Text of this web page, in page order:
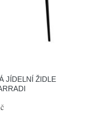
JÍDELNÍ ŽIDLE